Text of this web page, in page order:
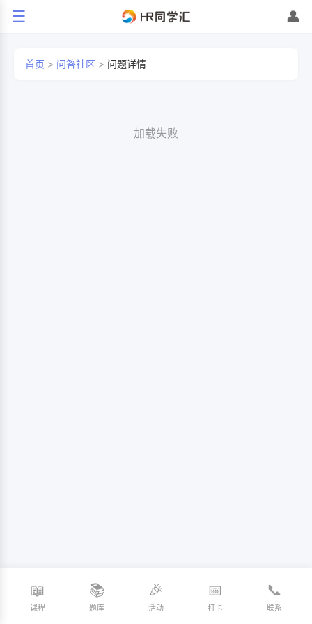
☰ 👤
首页 > 问答社区 > 问题详情
加载失败
📖
课程
📚
题库
🎉
活动
📅
打卡
📞
联系